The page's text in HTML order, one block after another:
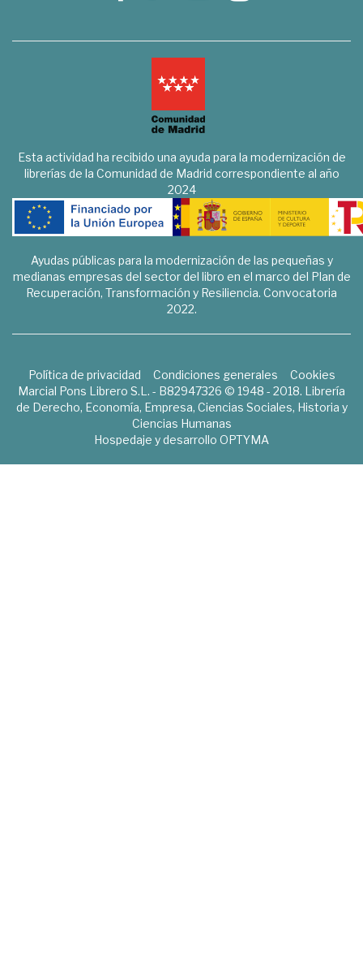
Esta actividad ha recibido una ayuda para la modernización de
librerías de la Comunidad de Madrid correspondiente al año
2024
Ayudas públicas para la modernización de las pequeñas y
medianas empresas del sector del libro en el marco del Plan de
Recuperación, Transformación y Resiliencia. Convocatoria
2022.
Política de privacidad Condiciones generales
Cookies
Marcial Pons Librero S.L. - B82947326 © 1948 - 2018. Librería
de Derecho, Economía, Empresa, Ciencias Sociales, Historia y
Ciencias Humanas
Hospedaje y desarrollo OPTYMA